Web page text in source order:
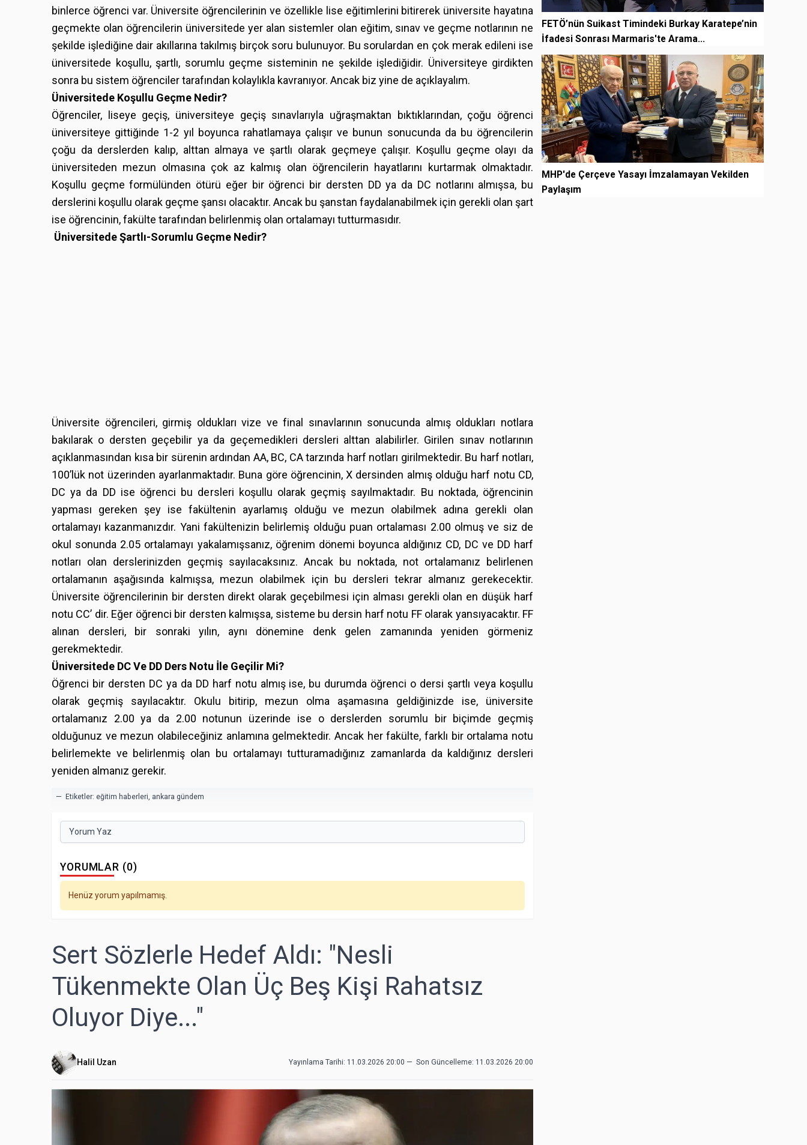
binlerce öğrenci var. Üniversite öğrencilerinin ve özellikle lise eğitimlerini bitirerek üniversite hayatına
geçmekte olan öğrencilerin üniversitede yer alan sistemler olan eğitim, sınav ve geçme notlarının ne
şekilde işlediğine dair akıllarına takılmış birçok soru bulunuyor. Bu sorulardan en çok merak edileni ise
üniversitede koşullu, şartlı, sorumlu geçme sisteminin ne şekilde işlediğidir. Üniversiteye girdikten
sonra bu sistem öğrenciler tarafından kolaylıkla kavranıyor. Ancak biz yine de açıklayalım.
Üniversitede Koşullu Geçme Nedir?
Öğrenciler, liseye geçiş, üniversiteye geçiş sınavlarıyla uğraşmaktan bıktıklarından, çoğu öğrenci
üniversiteye gittiğinde 1-2 yıl boyunca rahatlamaya çalışır ve bunun sonucunda da bu öğrencilerin
çoğu da derslerden kalıp, alttan almaya ve şartlı olarak geçmeye çalışır. Koşullu geçme olayı da
üniversiteden mezun olmasına çok az kalmış olan öğrencilerin hayatlarını kurtarmak olmaktadır.
Koşullu geçme formülünden ötürü eğer bir öğrenci bir dersten DD ya da DC notlarını almışsa, bu
derslerini koşullu olarak geçme şansı olacaktır. Ancak bu şanstan faydalanabilmek için gerekli olan şart
ise öğrencinin, fakülte tarafından belirlenmiş olan ortalamayı tutturmasıdır.
Üniversitede Şartlı-Sorumlu Geçme Nedir?
Üniversite öğrencileri, girmiş oldukları vize ve final sınavlarının sonucunda almış oldukları notlara
bakılarak o dersten geçebilir ya da geçemedikleri dersleri alttan alabilirler. Girilen sınav notlarının
açıklanmasından kısa bir sürenin ardından AA, BC, CA tarzında harf notları girilmektedir. Bu harf notları,
100’lük not üzerinden ayarlanmaktadır. Buna göre öğrencinin, X dersinden almış olduğu harf notu CD,
DC ya da DD ise öğrenci bu dersleri koşullu olarak geçmiş sayılmaktadır. Bu noktada, öğrencinin
yapması gereken şey ise fakültenin ayarlamış olduğu ve mezun olabilmek adına gerekli olan
ortalamayı kazanmanızdır. Yani fakültenizin belirlemiş olduğu puan ortalaması 2.00 olmuş ve siz de
okul sonunda 2.05 ortalamayı yakalamışsanız, öğrenim dönemi boyunca aldığınız CD, DC ve DD harf
notları olan derslerinizden geçmiş sayılacaksınız. Ancak bu noktada, not ortalamanız belirlenen
ortalamanın aşağısında kalmışsa, mezun olabilmek için bu dersleri tekrar almanız gerekecektir.
Üniversite öğrencilerinin bir dersten direkt olarak geçebilmesi için alması gerekli olan en düşük harf
notu CC’ dir. Eğer öğrenci bir dersten kalmışsa, sisteme bu dersin harf notu FF olarak yansıyacaktır. FF
alınan dersleri, bir sonraki yılın, aynı dönemine denk gelen zamanında yeniden görmeniz
gerekmektedir.
Üniversitede DC Ve DD Ders Notu İle Geçilir Mi?
Öğrenci bir dersten DC ya da DD harf notu almış ise, bu durumda öğrenci o dersi şartlı veya koşullu
olarak geçmiş sayılacaktır. Okulu bitirip, mezun olma aşamasına geldiğinizde ise, üniversite
ortalamanız 2.00 ya da 2.00 notunun üzerinde ise o derslerden sorumlu bir biçimde geçmiş
olduğunuz ve mezun olabileceğiniz anlamına gelmektedir. Ancak her fakülte, farklı bir ortalama notu
belirlemekte ve belirlenmiş olan bu ortalamayı tutturamadığınız zamanlarda da kaldığınız dersleri
yeniden almanız gerekir.
— Etiketler: eğitim haberleri ankara gündem
Yorum Yaz
YORUMLAR (0)
Henüz yorum yapılmamış.
Sert Sözlerle Hedef Aldı: "Nesli
Tükenmekte Olan Üç Beş Kişi Rahatsız
Oluyor Diye..."
Halil Uzan Yayınlama Tarihi: 11.03.2026 20:00 — Son Güncelleme: 11.03.2026 20:00
FETÖ’nün Suikast Timindeki Burkay Karatepe’nin
İfadesi Sonrası Marmaris'te Arama...
6
MHP'de Çerçeve Yasayı İmzalamayan Vekilden
Paylaşım